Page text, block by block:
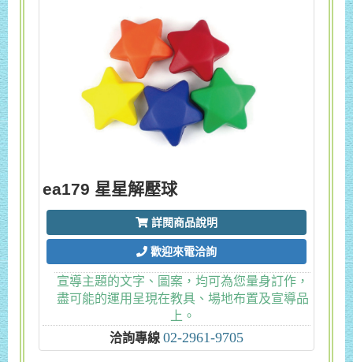
ea179 星星解壓球
詳閱商品說明
歡迎來電洽詢
宣導主題的文字、圖案，均可為您量身訂作，
盡可能的運用呈現在教具、場地布置及宣導品
上。
洽詢專線 02-2961-9705